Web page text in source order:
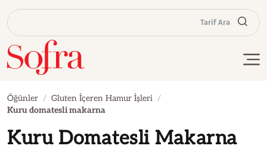
Tarif Ara
Öğünler
Gluten İçeren Hamur İşleri
Kuru domatesli makarna
Kuru Domatesli Makarna